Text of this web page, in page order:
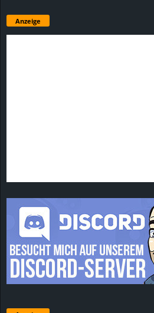
Anzeige